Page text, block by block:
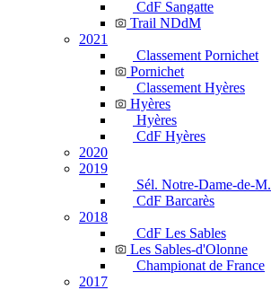
CdF Sangatte
Trail NDdM
2021
Classement Pornichet
Pornichet
Classement Hyères
Hyères
Hyères
CdF Hyères
2020
2019
Sél. Notre-Dame-de-M.
CdF Barcarès
2018
CdF Les Sables
Les Sables-d'Olonne
Championat de France
2017